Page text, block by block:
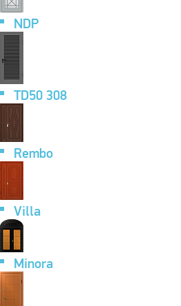
NDP
TD50 308
Rembo
Villa
Minora